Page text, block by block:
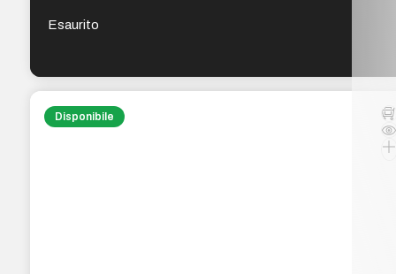
Esaurito
Disponibile